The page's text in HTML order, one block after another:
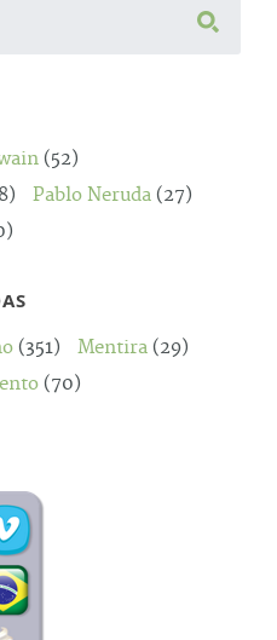
(52)
Pablo Neruda (27)
(351) Mentira (29)
(70)